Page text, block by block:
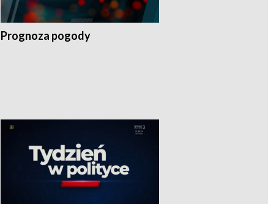
Prognoza pogody